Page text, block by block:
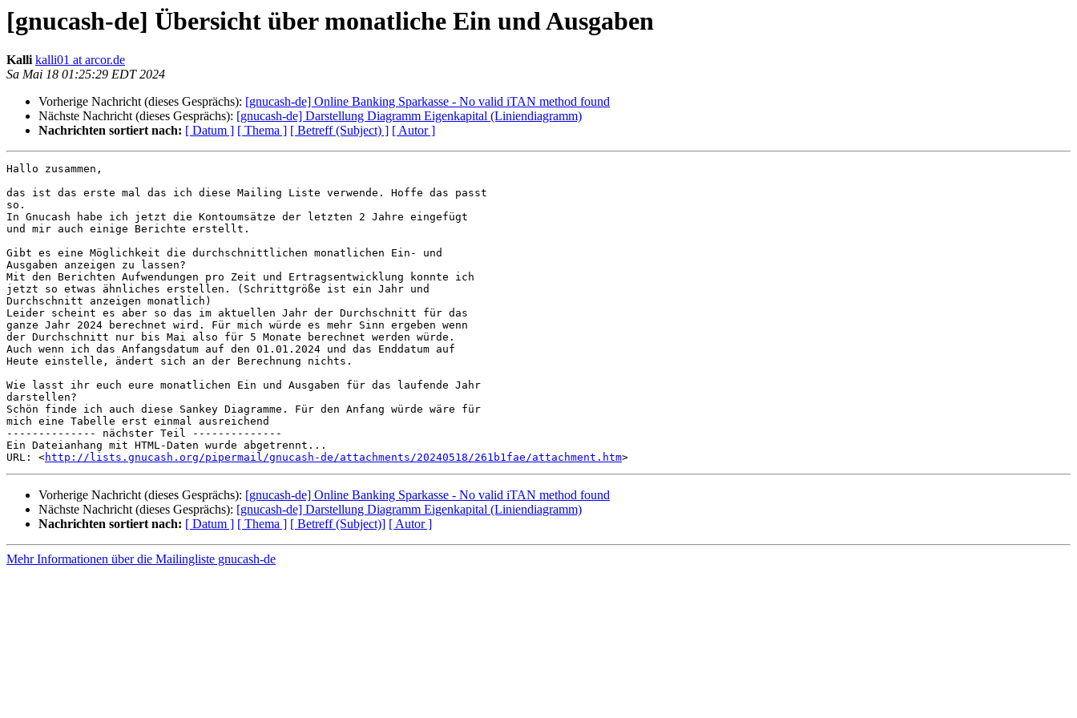
[gnucash-de] Übersicht über monatliche Ein und Ausgaben
Kalli kalli01 at arcor.de
Sa Mai 18 01:25:29 EDT 2024
Vorherige Nachricht (dieses Gesprächs): [gnucash-de] Online Banking Sparkasse - No valid iTAN method found
Nächste Nachricht (dieses Gesprächs): [gnucash-de] Darstellung Diagramm Eigenkapital (Liniendiagramm)
Nachrichten sortiert nach: [ Datum ] [ Thema ] [ Betreff (Subject) ] [ Autor ]
Hallo zusammen,
das ist das erste mal das ich diese Mailing Liste verwende. Hoffe das passt
so.
In Gnucash habe ich jetzt die Kontoumsätze der letzten 2 Jahre eingefügt
und mir auch einige Berichte erstellt.
Gibt es eine Möglichkeit die durchschnittlichen monatlichen Ein- und
Ausgaben anzeigen zu lassen?
Mit den Berichten Aufwendungen pro Zeit und Ertragsentwicklung konnte ich
jetzt so etwas ähnliches erstellen. (Schrittgröße ist ein Jahr und
Durchschnitt anzeigen monatlich)
Leider scheint es aber so das im aktuellen Jahr der Durchschnitt für das
ganze Jahr 2024 berechnet wird. Für mich würde es mehr Sinn ergeben wenn
der Durchschnitt nur bis Mai also für 5 Monate berechnet werden würde.
Auch wenn ich das Anfangsdatum auf den 01.01.2024 und das Enddatum auf
Heute einstelle, ändert sich an der Berechnung nichts.
Wie lasst ihr euch eure monatlichen Ein und Ausgaben für das laufende Jahr
darstellen?
Schön finde ich auch diese Sankey Diagramme. Für den Anfang würde wäre für
mich eine Tabelle erst einmal ausreichend
-------------- nächster Teil --------------
Ein Dateianhang mit HTML-Daten wurde abgetrennt...
URL: <http://lists.gnucash.org/pipermail/gnucash-de/attachments/20240518/261b1fae/attachment.htm
Vorherige Nachricht (dieses Gesprächs): [gnucash-de] Online Banking Sparkasse - No valid iTAN method found
Nächste Nachricht (dieses Gesprächs): [gnucash-de] Darstellung Diagramm Eigenkapital (Liniendiagramm)
Nachrichten sortiert nach: [ Datum ] [ Thema ] [ Betreff (Subject)] [ Autor ]
Mehr Informationen über die Mailingliste gnucash-de